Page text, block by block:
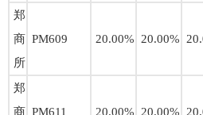
郑
商
所
PM609 20.00% 20.00%
郑
商 PM611 20.00% 20.00%